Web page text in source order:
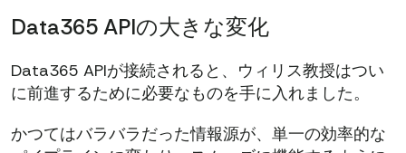
Data365 APIの大きな変化
Data365 APIが接続されると、ウィリス教授はつい
に前進するために必要なものを手に入れました。
かつてはバラバラだった情報源が、単一の効率的な